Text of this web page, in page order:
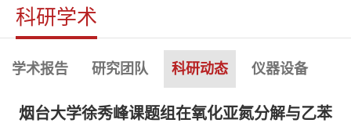
科研学术
学术报告 研究团队 科研动态 仪器设备
烟台大学徐秀峰课题组在氧化亚氮分解与乙苯